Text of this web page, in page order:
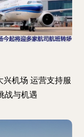
兴机场 运营支持服
战与机遇